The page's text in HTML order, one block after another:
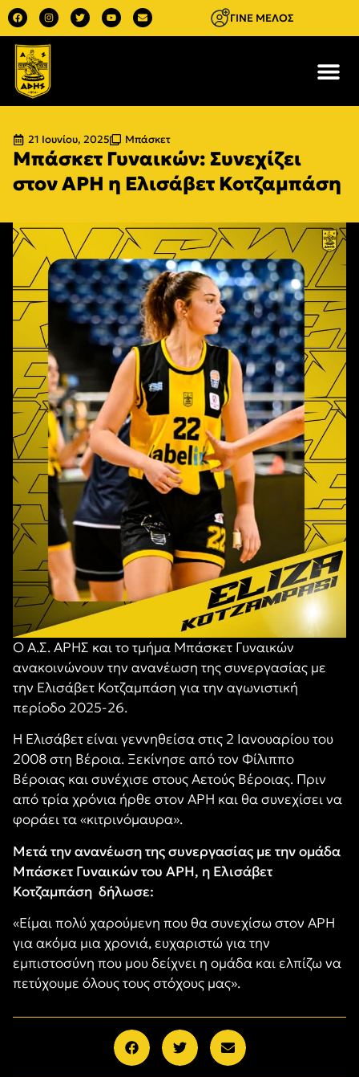
ΓΙΝΕ ΜΕΛΟΣ
21 Ιουνίου, 2025 Μπάσκετ
Μπάσκετ Γυναικών: Συνεχίζει
στον ΑΡΗ η Ελισάβετ Κοτζαμπάση
Ο Α.Σ. ΑΡΗΣ και το τμήμα Μπάσκετ Γυναικών
ανακοινώνουν την ανανέωση της συνεργασίας με
την Ελισάβετ Κοτζαμπάση για την αγωνιστική
περίοδο 2025-26.
Η Ελισάβετ είναι γεννηθείσα στις 2 Ιανουαρίου του
2008 στη Βέροια. Ξεκίνησε από τον Φίλιππο
Βέροιας και συνέχισε στους Αετούς Βέροιας. Πριν
από τρία χρόνια ήρθε στον ΑΡΗ και θα συνεχίσει να
φοράει τα «κιτρινόμαυρα».
Μετά την ανανέωση της συνεργασίας με την ομάδα
Μπάσκετ Γυναικών του ΑΡΗ, η Ελισάβετ
Κοτζαμπάση δήλωσε:
«Είμαι πολύ χαρούμενη που θα συνεχίσω στον ΑΡΗ
για ακόμα μια χρονιά, ευχαριστώ για την
εμπιστοσύνη που μου δείχνει η ομάδα και ελπίζω να
πετύχουμε όλους τους στόχους μας».